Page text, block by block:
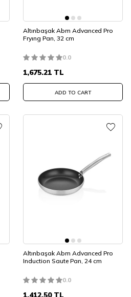
Altınbaşak Abm Advanced Pro
Fryıng Pan, 32 cm
0.0
1,675.21 TL
ADD TO CART
Altınbaşak Abm Advanced Pro
Induction Saute Pan, 24 cm
0.0
1,412.50TL